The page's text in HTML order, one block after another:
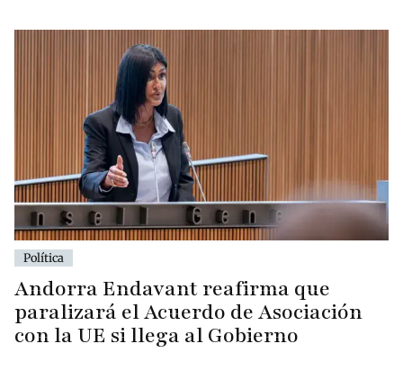
Política
Andorra Endavant reafirma que
paralizará el Acuerdo de Asociación
con la UE si llega al Gobierno